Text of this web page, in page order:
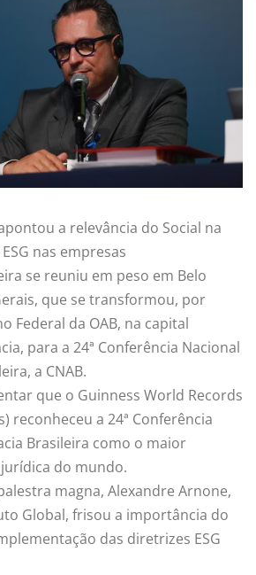
a relevância do Social na
nas empresas
se reuniu em peso em Belo
que se transformou, por
Federal da OAB, na capital
para a 24ª Conferência Nacional
a CNAB.
que o Guinness World Records
reconheceu a 24ª Conferência
Brasileira como o maior
do mundo.
magna, Alexandre Arnone,
Global, frisou a importância do
das diretrizes ESG